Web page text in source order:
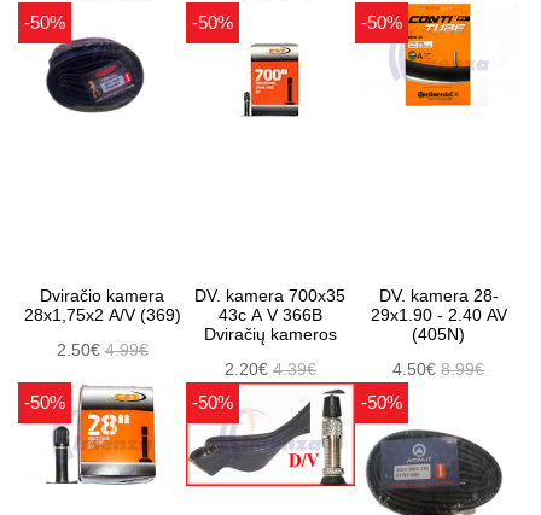
-50%
Dviračio kamera
28x1,75x2 A/V (369)
2.50€4.99€
-50%
DV. kamera 700x35
43c A V 366B
Dviračių kameros
2.20€ 4.39€
-50%
DV. kamera 28-
29x1.90 - 2.40 AV
(405N)
4.50€8.99€
-50% -50% -50%